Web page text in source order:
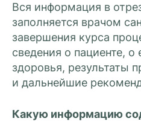
Вся информация в
заполняется врачом
завершения курса
сведения о пациенте, о
здоровья, результаты
и дальнейшие
Какую информацию